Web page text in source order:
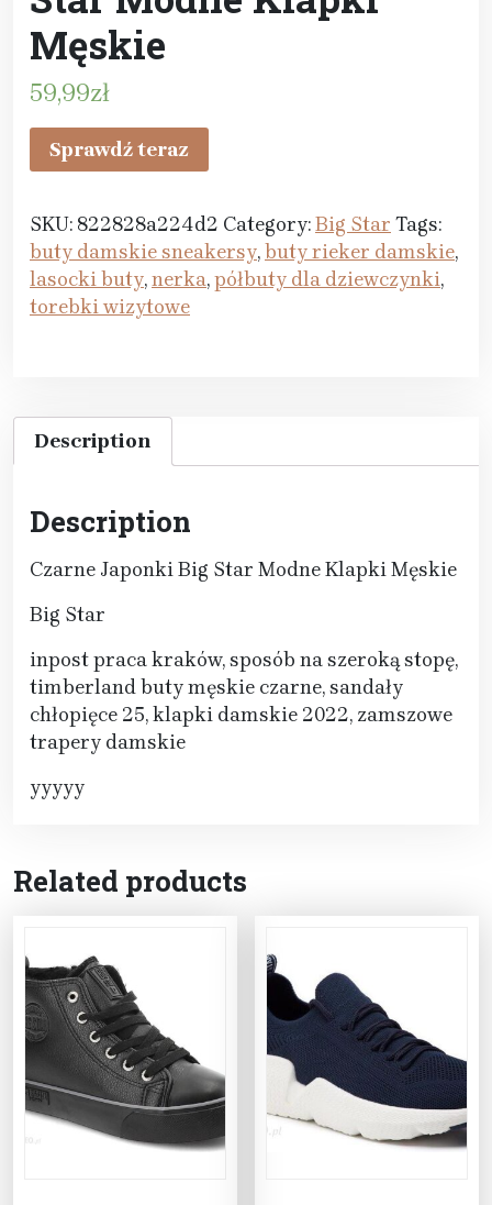
Męskie
59,99zł
Sprawdź teraz
SKU: 822828a224d2 Category:Big Star Tags:
buty damskie sneakersy,buty rieker damskie,
lasocki buty,nerka,półbuty dla dziewczynki,
torebki wizytowe
Description
Description
Czarne Japonki Big Star Modne Klapki Męskie
Big Star
inpost praca kraków, sposób na szeroką stopę,
timberland buty męskie czarne, sandały
chłopięce 25, klapki damskie 2022, zamszowe
trapery damskie
yyyyy
Related products